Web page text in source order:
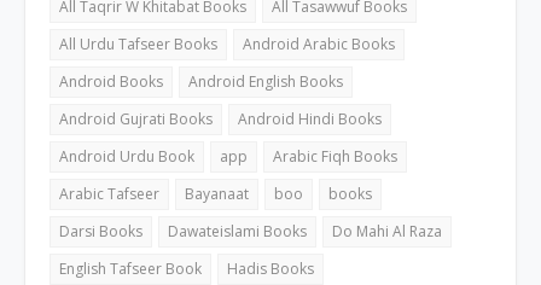
All Taqrir W Khitabat Books
All Tasawwuf Books
All Urdu Tafseer Books
Android Arabic Books
Android Books
Android English Books
Android Gujrati Books
Android Hindi Books
Android Urdu Book
app
Arabic Fiqh Books
Arabic Tafseer
Bayanaat boo
books
Darsi Books
Dawateislami Books
Do Mahi Al Raza
English Tafseer Book
Hadis Books